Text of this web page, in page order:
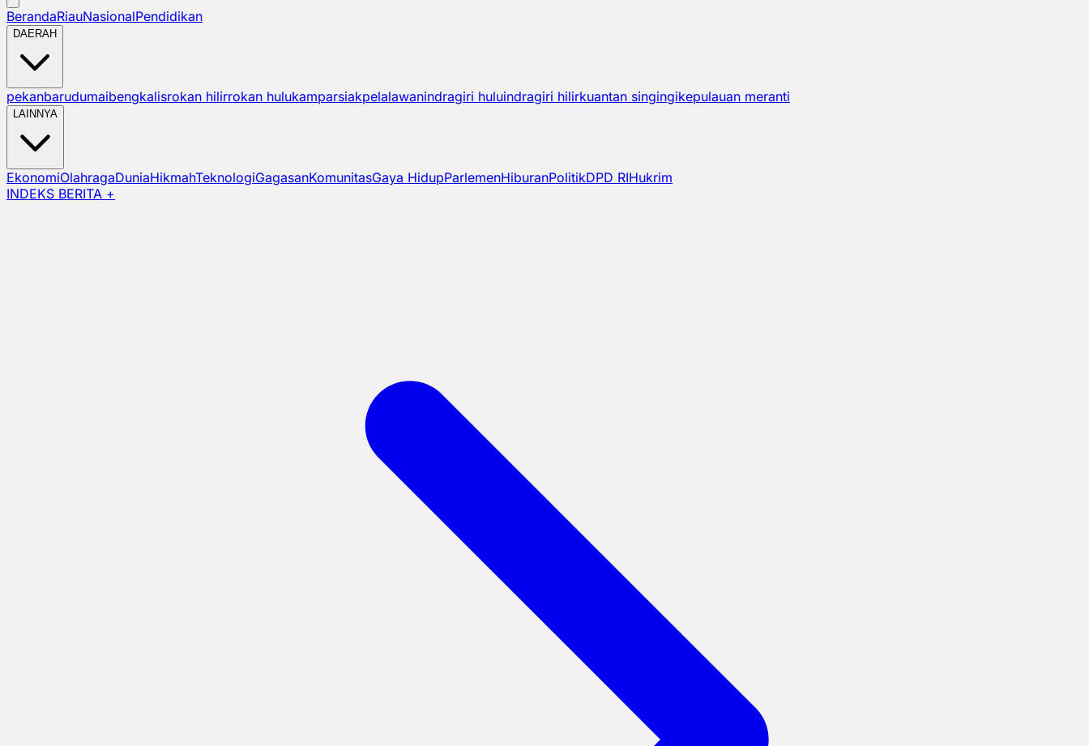
BerandaRiauNasionalPendidikan
DAERAH
pekanbarudumaibengkalisrokan hilirrokan hulukamparsiakpelalawanindragiri huluindragiri hilirkuantan singingikepulauan meranti
LAINNYA
EkonomiOlahragaDuniaHikmahTeknologiGagasanKomunitasGaya HidupParlemenHiburanPolitikDPD RIHukrim
INDEKS BERITA +